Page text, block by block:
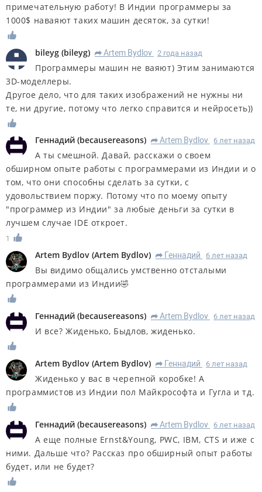
примечательную работу! В Индии программеры за
1000$ наваяют таких машин десяток, за сутки!
bileyg (bileyg) R Artem Bydlov 2 года назад
Программеры машин не ваяют) Этим занимаются
3D-моделлеры.
Другое дело, что для таких изображений не нужны ни
те, ни другие, потому что легко справится и нейросеть))
Геннадий (becausereasons) R Artem Bydlov 6 лет назад
А ты смешной. Давай, расскажи о своем
обширном опыте работы с программерами из Индии и о
том, что они способны сделать за сутки, с
удовольствием поржу. Потому что по моему опыту
"программер из Индии" за любые деньги за сутки в
лучшем случае IDE откроет.
1
Artem Bydlov (Artem Bydlov) R Геннадий 6 лет назад
Вы видимо общались умственно отсталыми
программерами из Индии🤣
Геннадий (becausereasons) R Artem Bydlov 6 лет назад
И все? Жиденько, Быдлов, жиденько.
Artem Bydlov (Artem Bydlov) R Геннадий 6 лет назад
Жиденько у вас в черепной коробке! А
программистов из Индии пол Майкрософта и Гугла и тд.
Геннадий (becausereasons) R Artem Bydlov 6 лет назад
А еще полные Ernst&Young, PWC, IBM, CTS и иже с
ними. Дальше что? Рассказ про обширный опыт работы
будет, или не будет?